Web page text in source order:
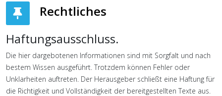
Rechtliches
Haftungsausschluss.
Die hier dargebotenen Informationen sind mit Sorgfalt und nach
bestem Wissen ausgeführt. Trotzdem können Fehler oder
Unklarheiten auftreten. Der Herausgeber schließt eine Haftung für
die Richtigkeit und Vollständigkeit der bereitgestellten Texte aus.